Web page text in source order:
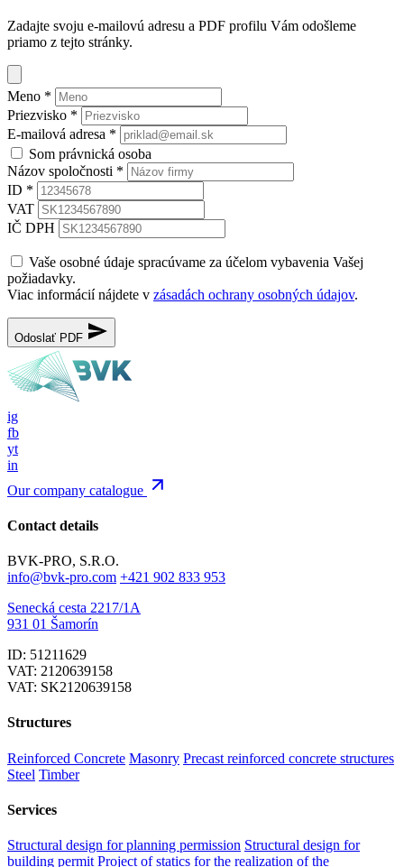
Zadajte svoju e-mailovú adresu a PDF profilu Vám odošleme
priamo z tejto stránky.
Meno *
Priezvisko *
E-mailová adresa *
Som právnická osoba
Názov spoločnosti *
ID *
VAT
IČ DPH
Vaše osobné údaje spracúvame za účelom vybavenia Vašej
požiadavky.
Viac informácií nájdete v zásadách ochrany osobných údajov.
Odoslať PDF
ig
fb
yt
in
Our company catalogue
Contact details
BVK-PRO, S.R.O.
info@bvk-pro.com +421 902 833 953
Senecká cesta 2217/1A
931 01 Šamorín
ID: 51211629
VAT: 2120639158
VAT: SK2120639158
Structures
Reinforced Concrete Masonry Precast reinforced concrete structures
Steel Timber
Services
Structural design for planning permission Structural design for
building permit Project of statics for the realization of the